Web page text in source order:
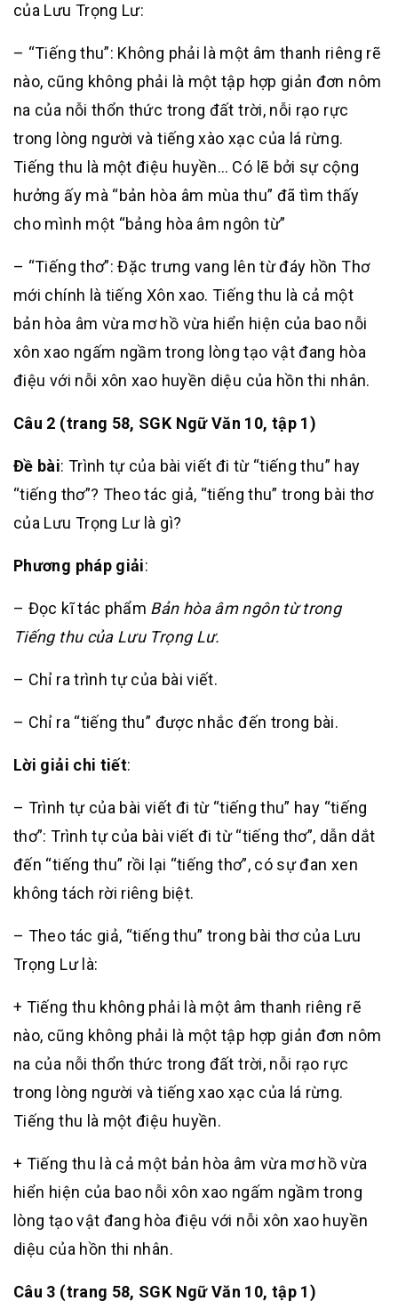
của Lưu Trọng Lư:
– “Tiếng thu”: Không phải là một âm thanh riêng rẽ
nào, cũng không phải là một tập hợp giản đơn nôm
na của nỗi thổn thức trong đất trời, nỗi rạo rực
trong lòng người và tiếng xào xạc của lá rừng.
Tiếng thu là một điệu huyền… Có lẽ bởi sự cộng
hưởng ấy mà “bản hòa âm mùa thu” đã tìm thấy
cho mình một “bảng hòa âm ngôn từ”
– “Tiếng thơ”: Đặc trưng vang lên từ đáy hồn Thơ
mới chính là tiếng Xôn xao. Tiếng thu là cả một
bản hòa âm vừa mơ hồ vừa hiển hiện của bao nỗi
xôn xao ngấm ngầm trong lòng tạo vật đang hòa
điệu với nỗi xôn xao huyền diệu của hồn thi nhân.
Câu 2 (trang 58, SGK Ngữ Văn 10, tập 1)
Đề bài: Trình tự của bài viết đi từ “tiếng thu” hay
“tiếng thơ”? Theo tác giả, “tiếng thu” trong bài thơ
của Lưu Trọng Lư là gì?
Phương pháp giải:
– Đọc kĩ tác phẩm Bản hòa âm ngôn từ trong
Tiếng thu của Lưu Trọng Lư.
– Chỉ ra trình tự của bài viết.
– Chỉ ra “tiếng thu” được nhắc đến trong bài.
Lời giải chi tiết:
– Trình tự của bài viết đi từ “tiếng thu” hay “tiếng
thơ”: Trình tự của bài viết đi từ “tiếng thơ”, dẫn dắt
đến “tiếng thu” rồi lại “tiếng thơ”, có sự đan xen
không tách rời riêng biệt.
– Theo tác giả, “tiếng thu” trong bài thơ của Lưu
Trọng Lư là:
+ Tiếng thu không phải là một âm thanh riêng rẽ
nào, cũng không phải là một tập hợp giản đơn nôm
na của nỗi thổn thức trong đất trời, nỗi rạo rực
trong lòng người và tiếng xao xạc của lá rừng.
Tiếng thu là một điệu huyền.
+ Tiếng thu là cả một bản hòa âm vừa mơ hồ vừa
hiển hiện của bao nỗi xôn xao ngấm ngầm trong
lòng tạo vật đang hòa điệu với nỗi xôn xao huyền
diệu của hồn thi nhân.
Câu 3 (trang 58, SGK Ngữ Văn 10, tập 1)